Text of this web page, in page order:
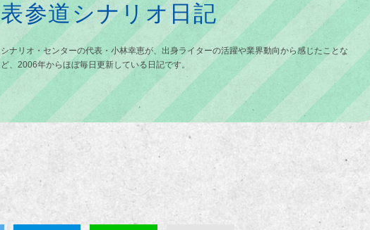
表参道シナリオ日記
シナリオ・センターの代表・小林幸恵が、出身ライターの活躍や業界動向から感じたことな
ど、2006年からほぼ毎日更新している日記です。